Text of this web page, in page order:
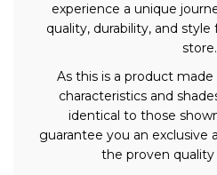
experience a unique
quality, durability, and
store.
As this is a product
characteristics and
identical to those
guarantee you an exclusive
the proven